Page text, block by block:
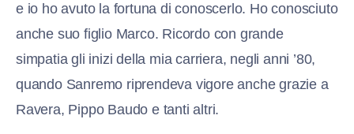
e io ho avuto la fortuna di conoscerlo. Ho conosciuto
anche suo figlio Marco. Ricordo con grande
simpatia gli inizi della mia carriera, negli anni ’80,
quando Sanremo riprendeva vigore anche grazie a
Ravera, Pippo Baudo e tanti altri.